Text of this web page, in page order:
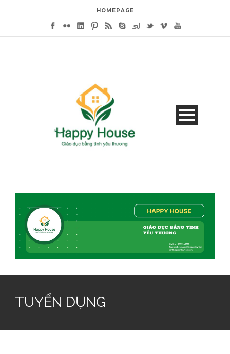
HOMEPAGE
TUYỂN DỤNG